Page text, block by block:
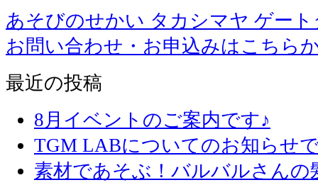
あそびのせかい タカシマヤ ゲー
お問い合わせ・お申込みはこちら
最近の投稿
8月イベントのご案内です♪
TGM LABについてのお知らせ
素材であそぶ！バルバルさん